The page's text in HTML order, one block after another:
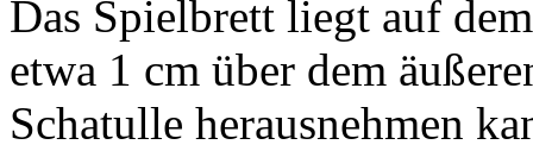
Das Spielbrett liegt auf
etwa 1 cm über dem
Schatulle herausnehmen